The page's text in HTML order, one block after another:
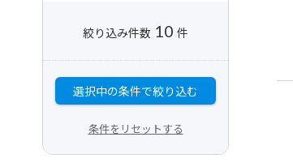
絞り込み件数 10 件
選択中の条件で絞り込む
条件をリセットする